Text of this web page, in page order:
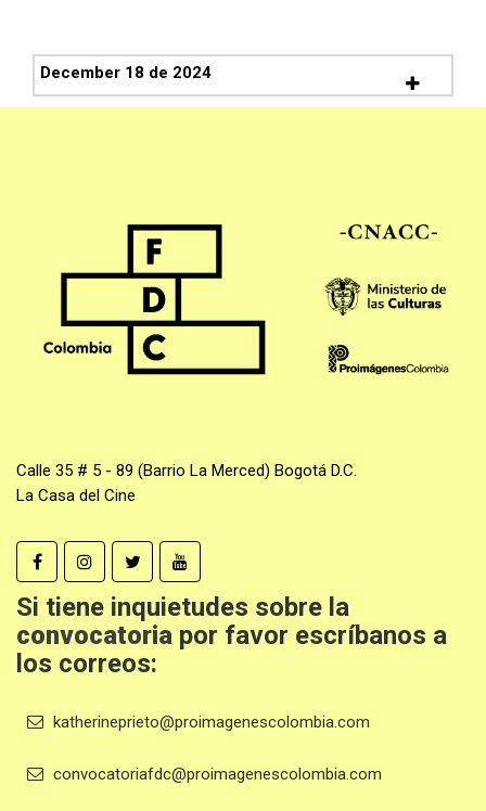
December 18 de 2024
Calle 35 # 5 - 89 (Barrio La Merced) Bogotá D.C.
La Casa del Cine
Si tiene inquietudes sobre la
convocatoria por favor escríbanos a
los correos:
katherineprieto@proimagenescolombia.com
convocatoriafdc@proimagenescolombia.com